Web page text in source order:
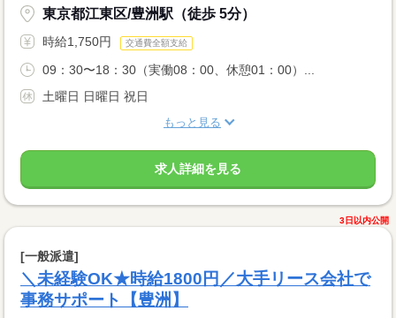
東京都江東区/豊洲駅（徒歩 5分）
時給1,750円 交通費全額支給
09：30〜18：30（実働08：00、休憩01：00）...
土曜日 日曜日 祝日
もっと見る
求人詳細を見る
3日以内公開
[一般派遣]
＼未経験OK★時給1800円／大手リース会社で
事務サポート【豊洲】